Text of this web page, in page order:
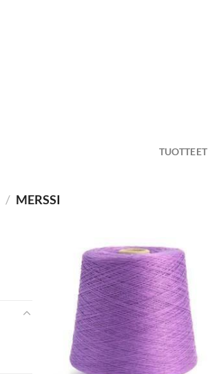
TUOTTEET
/ MERSSI